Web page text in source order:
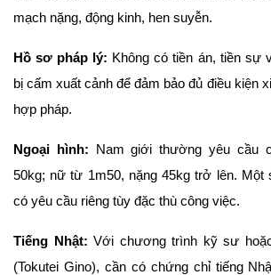
mạch nặng, động kinh, hen suyễn.
Hồ sơ pháp lý: Không có tiền án, tiền sự
bị cấm xuất cảnh để đảm bảo đủ điều kiện
hợp pháp.
Ngoại hình: Nam giới thường yêu cầu
50kg; nữ từ 1m50, nặng 45kg trở lên. Một
có yêu cầu riêng tùy đặc thù công việc.
Tiếng Nhật: Với chương trình kỹ sư
(Tokutei Gino), cần có chứng chỉ tiếng